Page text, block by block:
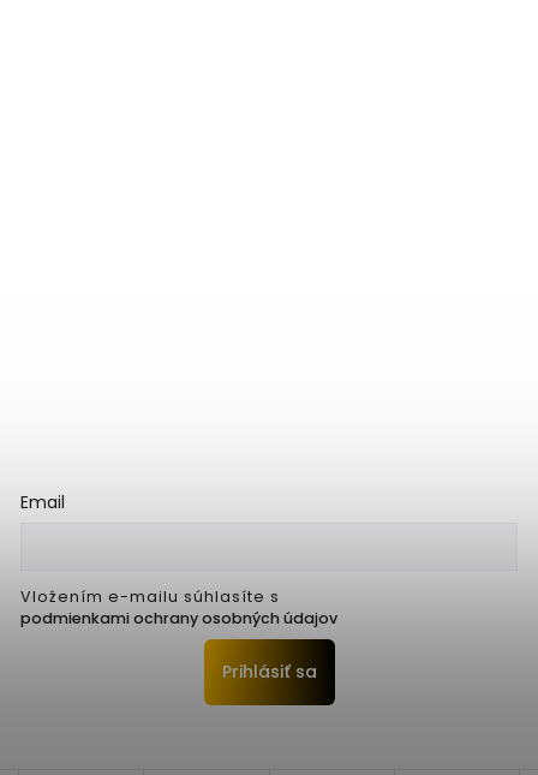
Email
Vložením e-mailu súhlasíte s
podmienkami ochrany osobných údajov
Prihlásiť sa